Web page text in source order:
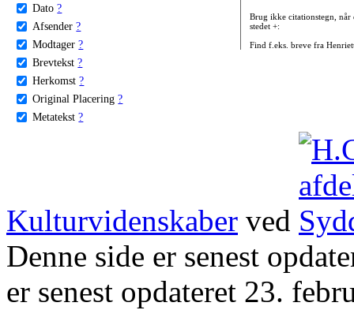
Dato ?
Afsender ?
Modtager ?
Brevtekst ?
Herkomst ?
Original Placering ?
Metatekst ?
Brug ikke citationstegn, når
stedet +:
Find f.eks. breve fra
Kulturvidenskaber ved
Denne side er senest
er senest opdateret 23.